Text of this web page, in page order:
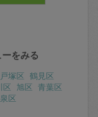
をみる
戸塚区 鶴見区
区 旭区 青葉区
泉区